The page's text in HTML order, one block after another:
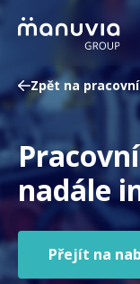
Poradna a
Pro firmy
O nás
Čeština
Jazyk
Česká republika
Země
/
Zpět na
nadále
Přejít na